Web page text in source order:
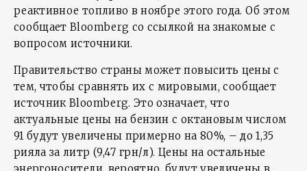
реактивное топливо в ноябре этого года. Об этом
сообщает Bloomberg со ссылкой на знакомые с
вопросом источники.
Правительство страны может повысить цены с
тем, чтобы сравнять их с мировыми, сообщает
источник Bloomberg. Это означает, что
актуальные цены на бензин с октановым числом
91 будут увеличены примерно на 80%, – до 1,35
рияла за литр (9,47 грн/л). Цены на остальные